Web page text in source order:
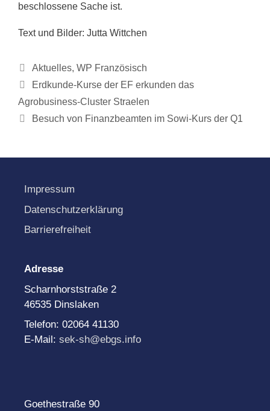
beschlossene Sache ist.
Text und Bilder: Jutta Wittchen
Kategorien
Aktuelles, WP Französisch
Erdkunde-Kurse der EF erkunden das
Agrobusiness-Cluster Straelen
Besuch von Finanzbeamten im Sowi-Kurs der Q1
Impressum
Datenschutzerklärung
Barrierefreiheit
Adresse
Scharnhorststraße 2
46535 Dinslaken
Telefon: 02064 41130
E-Mail: sek-sh@ebgs.info
Goethestraße 90